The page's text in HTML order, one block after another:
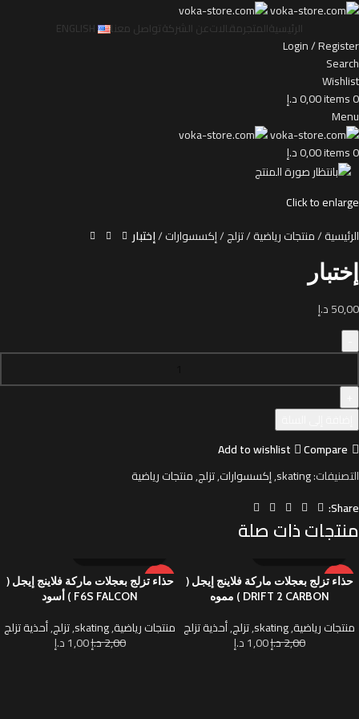
الرئيسيةالمتجرمقالاتعن الشركةتواصل معنا ENGLISH
Login / Register
Search
Wishlist
0
items
0,00د.إ
Menu
0
items
0,00د.إ
Click to enlarge
الرئيسية منتجات رياضية تزلج إكسسوارات إختبار
إختبار
50,00د.إ
Compare
Add to wishlist
التصنيفات:skating
,إكسسوارات,تزلج,منتجات رياضية
Share:
منتجات ذات صلة
-50%
حذاء تزلج بعجلات ماركة فلاينج إيجل (
DRIFT 2 CARBON ) مموه
منتجات رياضية,
skating
,تزلج,أحذية تزلج
2,00د.إ1,00د.إ
-50%
حذاء تزلج بعجلات ماركة فلاينج إيجل (
F6S FALCON ) أسود
منتجات رياضية,
skating
,تزلج,أحذية تزلج
2,00د.إ1,00د.إ